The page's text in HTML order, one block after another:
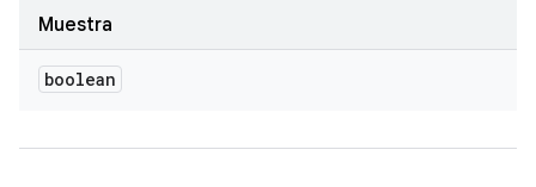
Muestra
boolean